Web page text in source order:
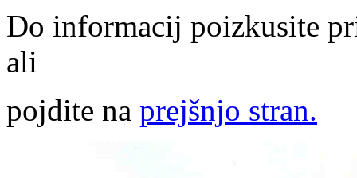
Do informacij poizkusite
ali
pojdite na prejšnjo stran.